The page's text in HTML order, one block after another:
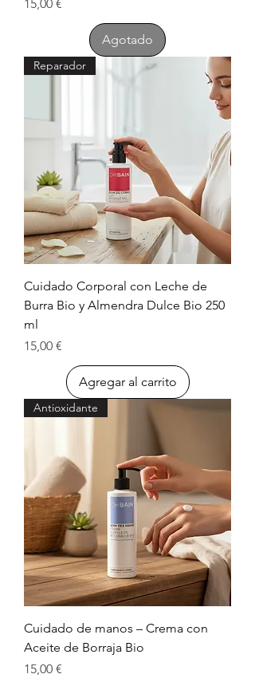
15,00 €
Agotado
Reparador
Cuidado Corporal con Leche de
Burra Bio y Almendra Dulce Bio 250
ml
Precio
15,00 €
Agregar al carrito
Antioxidante
Cuidado de manos – Crema con
Aceite de Borraja Bio
Precio
15,00 €